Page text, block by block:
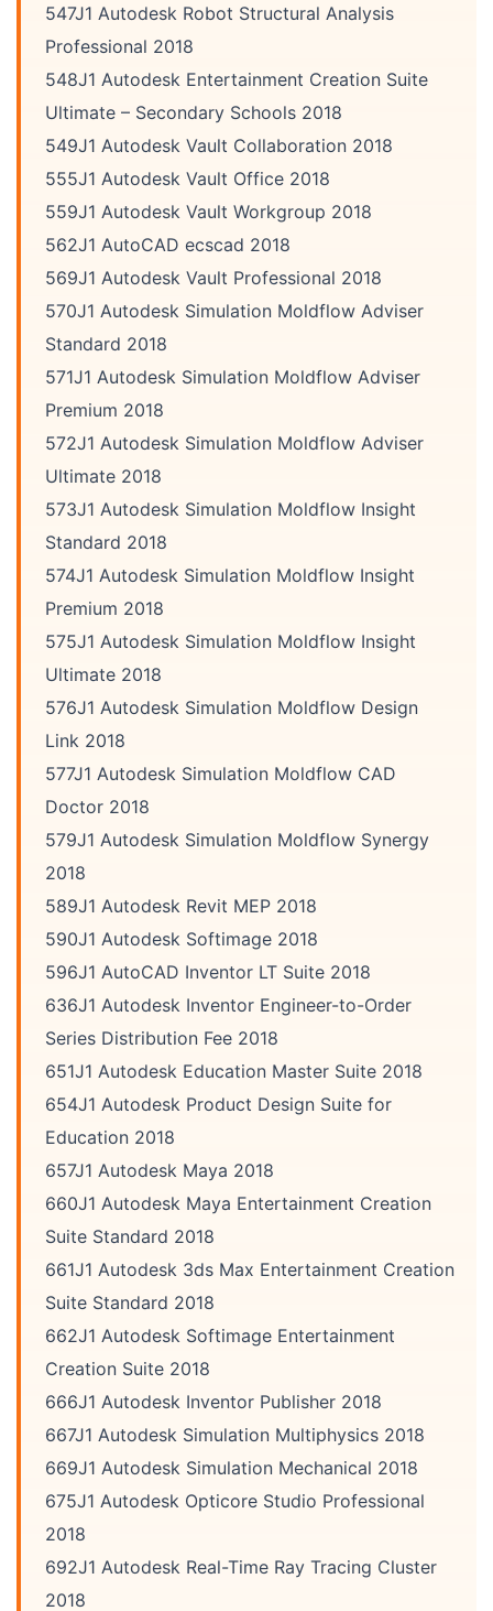
547J1 Autodesk Robot Structural Analysis
Professional 2018
548J1 Autodesk Entertainment Creation Suite
Ultimate – Secondary Schools 2018
549J1 Autodesk Vault Collaboration 2018
555J1 Autodesk Vault Office 2018
559J1 Autodesk Vault Workgroup 2018
562J1 AutoCAD ecscad 2018
569J1 Autodesk Vault Professional 2018
570J1 Autodesk Simulation Moldflow Adviser
Standard 2018
571J1 Autodesk Simulation Moldflow Adviser
Premium 2018
572J1 Autodesk Simulation Moldflow Adviser
Ultimate 2018
573J1 Autodesk Simulation Moldflow Insight
Standard 2018
574J1 Autodesk Simulation Moldflow Insight
Premium 2018
575J1 Autodesk Simulation Moldflow Insight
Ultimate 2018
576J1 Autodesk Simulation Moldflow Design
Link 2018
577J1 Autodesk Simulation Moldflow CAD
Doctor 2018
579J1 Autodesk Simulation Moldflow Synergy
2018
589J1 Autodesk Revit MEP 2018
590J1 Autodesk Softimage 2018
596J1 AutoCAD Inventor LT Suite 2018
636J1 Autodesk Inventor Engineer-to-Order
Series Distribution Fee 2018
651J1 Autodesk Education Master Suite 2018
654J1 Autodesk Product Design Suite for
Education 2018
657J1 Autodesk Maya 2018
660J1 Autodesk Maya Entertainment Creation
Suite Standard 2018
661J1 Autodesk 3ds Max Entertainment Creation
Suite Standard 2018
662J1 Autodesk Softimage Entertainment
Creation Suite 2018
666J1 Autodesk Inventor Publisher 2018
667J1 Autodesk Simulation Multiphysics 2018
669J1 Autodesk Simulation Mechanical 2018
675J1 Autodesk Opticore Studio Professional
2018
692J1 Autodesk Real-Time Ray Tracing Cluster
2018